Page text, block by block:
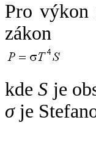
Pro výkon
zákon
kdeS je
σje